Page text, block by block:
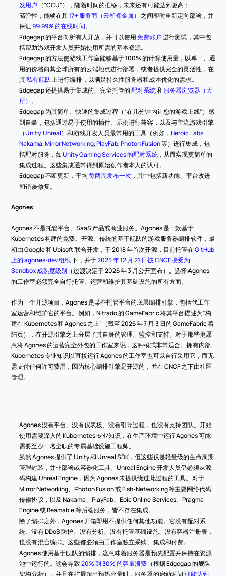
发用户 （"CCU"），随着时间的推移，未来还有可能达到更高；
高弹性，能够在其 17+ 服务商（云和裸金属） 之间即时重新定向部署，并
保证 99.99% 的在线时间。
Edgegap 的平台向所有人开放，并可以使用 免费账户 进行测试，其中包
括帮助游戏开发人员开始使用所需的基本资源。
Edgegap 的方法使游戏工作室能够基于 100% 的计算使用量，以单一、通
用的价格向其全球所有的云端地点进行部署，或者提供完全的灵活性，在
其 私有舰队 上进行编排，以满足持久性服务器和成本优化的需求。
Edgegap 还提供易于集成的、完全托管的 配对系统 和 服务器浏览器（大
厅） 。
Edgegap 为其简单、快速的集成过程（“在几分钟内让您的游戏上线”）感
到自豪，包括通过易于使用的插件、示例进行兼容，以及与主流游戏引擎
（Unity, Unreal）和游戏开发人员最常用的工具（例如，Heroic Labs
Nakama, Mirror Networking, PlayFab, Photon Fusion 等）进行集成，包
括配对服务，如 Unity Gaming Services 的配对系统 ，从而实现更简单的
集成过程。这些集成通常得到原始创作者本人的认可。
Edgegap 不断更新，平均 每两周发布一次 ，其中包括新功能、平台改进
和错误修复。
Agones
Agones 不是托管平台、SaaS 产品或商业服务。Agones 是一款基于
Kubernetes 构建的免费、开源、传统的基于舰队的游戏服务器编排软件，最
初由 Google 和 Ubisoft 联合开发，于 2018 年首次开源，目前托管在 GitHub
上的 agones-dev 组织 下，并于 2025 年 12 月 21 日被 CNCF 接受为
Sandbox 成熟度级别 （过渡决定于 2026 年 3 月公开宣布）。选择 Agones
的工作室必须完全自行托管、运营和维护其基础设施的所有方面。
作为一个开源项目，Agones 是某些托管平台的底层编排引擎，包括代工作
室运营和维护它的平台。例如，Nitrado 的 GameFabric 将其平台描述为“构
建在 Kubernetes 和 Agones 之上”（截至 2026 年 7 月 3 日的 GameFabric 着
陆页），在开源引擎之上分层了其自身的管理、监控和支持。对于那些更愿
意将 Agones 的运营完全外包的工作室来说，这种模式非常适合。拥有内部
Kubernetes 专业知识以直接运行 Agones 的工作室也可以自行采用它，而无
需支付任何许可费用，因为核心编排引擎是开源的，并在 CNCF 之下由社区
管理。
Agones 没有平台、没有仪表板、没有引导过程，也没有支持团队。开始
使用需要深入的 Kubernetes 专业知识，在生产环境中运行 Agones 可能
需要至少一名全职的专属基础设施工程师。
虽然 Agones 提供了 Unity 和 Unreal SDK，但这些仅是轻量级的生命周期
管理封装，并非部署或容器化工具。Unreal Engine 开发人员仍必须从源
码构建 Unreal Engine，因为 Agones 未提供绕过此过程的工具。对于
Mirror Networking、Photon Fusion 或 Fish-Networking 等主要网络代码
传输协议，以及 Nakama、PlayFab、Epic Online Services、Pragma
Engine 或 Beamable 等后端服务，皆不存在集成。
除了编排之外，Agones 开箱即用不提供任何其他功能。它没有配对系
统、没有 DDoS 防护、没有分析、没有托管基础设施、没有容器注册表，
也没有混合编排。这些都必须由工作室独立采购、集成和付费。
Agones 使用基于舰队的编排，这意味着服务器是预先配置并保持在资源
池中运行的。这会导致 20% 到 30% 的容量浪费 （根据 Edgegap 的舰队
架构分析），并且在扩展超出预热容量时，服务器的启动时间 可能达到